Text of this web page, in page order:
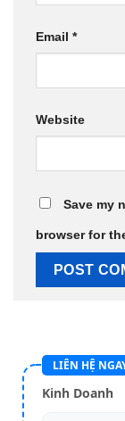
Email *
Website
Save my
browser for
LIÊN HỆ
Kinh Doanh